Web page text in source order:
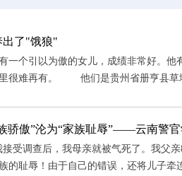
出了"饿狼"
个引以为傲的女儿，成绩非常好。他
很难再有。 他们是贵州省册亨县草
骄傲”沦为“家族耻辱”——云南警
调查后，我母亲就被气死了。我父亲
的耻辱！由于自己的错误，还将儿子牵